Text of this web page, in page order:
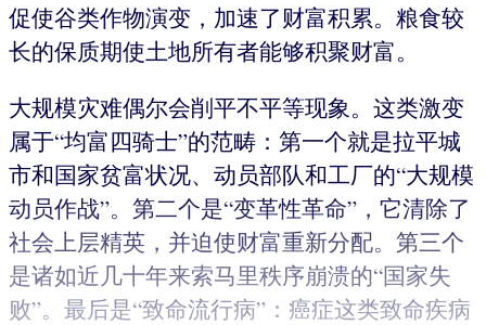
促使谷类作物演变，加速了财富积累。粮食较
长的保质期使土地所有者能够积聚财富。
大规模灾难偶尔会削平不平等现象。这类激变
属于“均富四骑士”的范畴：第一个就是拉平城
市和国家贫富状况、动员部队和工厂的“大规模
动员作战”。第二个是“变革性革命”，它清除了
社会上层精英，并迫使财富重新分配。第三个
是诸如近几十年来索马里秩序崩溃的“国家失
败”。最后是“致命流行病”：癌症这类致命疾病